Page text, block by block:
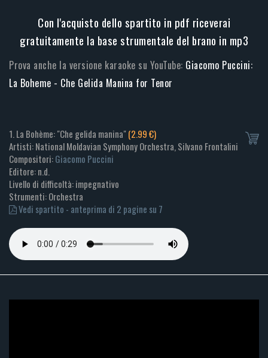
Con l'acquisto dello spartito in pdf riceverai
gratuitamente la base strumentale del brano in mp3
Prova anche la versione karaoke su YouTube: Giacomo Puccini:
La Boheme - Che Gelida Manina for Tenor
1. La Bohème: "Che gelida manina"(2.99 €)
Artisti: National Moldavian Symphony Orchestra, Silvano Frontalini
Compositori:Giacomo Puccini
Editore: n.d.
Livello di difficoltà: impegnativo
Strumenti: Orchestra
Vedi spartito - anteprima di 2 pagine su 7